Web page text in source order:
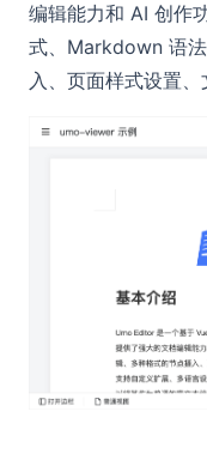
编辑能力和 AI 创作
式、Markdown 语
入、页面样式设置、